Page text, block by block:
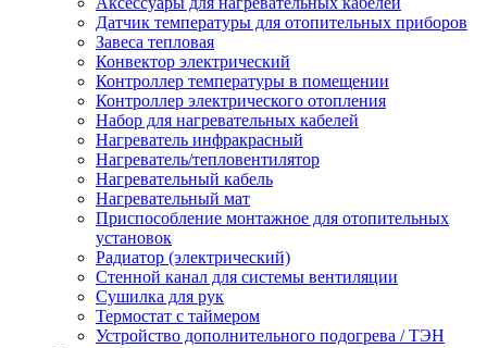
Датчик температуры для отопительных приборов
Завеса тепловая
Конвектор электрический
Контроллер температуры в помещении
Контроллер электрического отопления
Набор для нагревательных кабелей
Нагреватель инфракрасный
Нагреватель/тепловентилятор
Нагревательный кабель
Нагревательный мат
Приспособление монтажное для отопительных
установок
Радиатор (электрический)
Стенной канал для системы вентиляции
Сушилка для рук
Термостат с таймером
Устройство дополнительного подогрева / ТЭН